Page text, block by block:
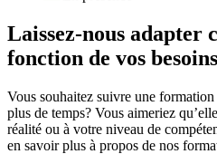
Laissez-nous adapter
fonction de vos besoins
Vous souhaitez suivre une
plus de temps? Vous aimeriez
réalité ou à votre niveau de
en savoir plus à propos de nos